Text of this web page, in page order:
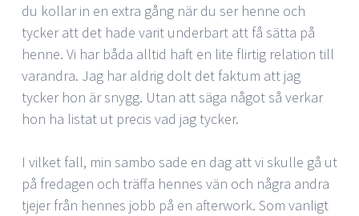
du kollar in en extra gång när du ser henne och
tycker att det hade varit underbart att få sätta på
henne. Vi har båda alltid haft en lite flirtig relation till
varandra. Jag har aldrig dolt det faktum att jag
tycker hon är snygg. Utan att säga något så verkar
hon ha listat ut precis vad jag tycker.
I vilket fall, min sambo sade en dag att vi skulle gå ut
på fredagen och träffa hennes vän och några andra
tjejer från hennes jobb på en afterwork. Som vanligt